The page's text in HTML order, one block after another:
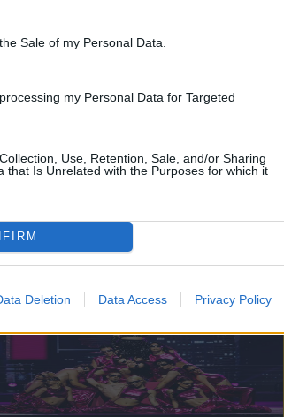
Sale of my Personal Data.
my Personal Data for Targeted
Use, Retention, Sale, and/or Sharing
that Is Unrelated with the Purposes for which it
Deletion Data Access Privacy Policy